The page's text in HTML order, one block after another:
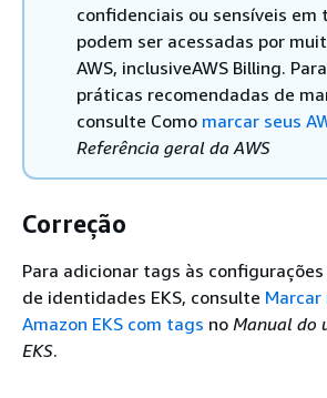
confidenciais ou sensíveis em
podem ser acessadas por
AWS, inclusiveAWS Billing.
práticas recomendadas de
consulte Como marcar seus
Referência geral da AWS
Correção
Para adicionar tags às
de identidades EKS, consulte Marcar
Amazon EKS com tags no Manual do
EKS.